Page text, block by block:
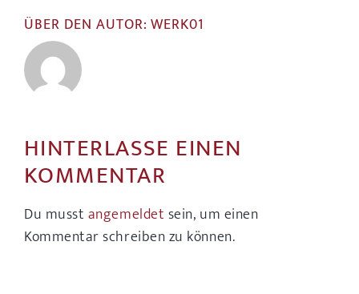
ÜBER DEN AUTOR:WERK01
HINTERLASSE EINEN
KOMMENTAR
Du musst angemeldet sein, um einen
Kommentar schreiben zu können.